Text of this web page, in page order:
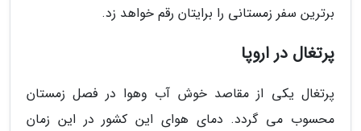
برترین سفر زمستانی را برایتان رقم خواهد زد.
پرتغال در اروپا
پرتغال یکی از مقاصد خوش آب وهوا در فصل زمستان
محسوب می گردد. دمای هوای این کشور در این زمان